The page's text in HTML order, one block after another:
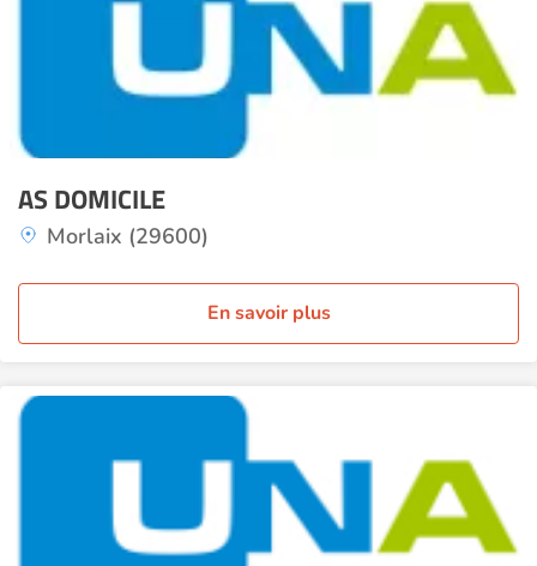
AS DOMICILE
Morlaix (29600)
En savoir plus